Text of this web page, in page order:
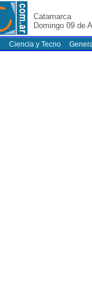
Catamarca
Domingo 09 de
Ciencia y Tecno